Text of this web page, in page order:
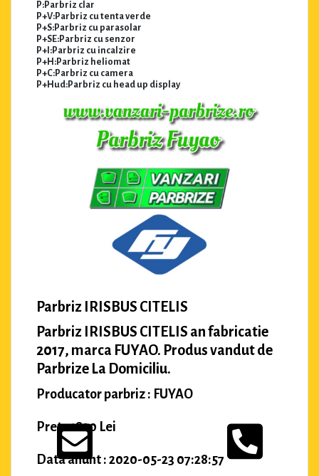
P:Parbriz clar
P+V:Parbriz cu tenta verde
P+S:Parbriz cu parasolar
P+SE:Parbriz cu senzor
P+I:Parbriz cu incalzire
P+H:Parbriz heliomat
P+C:Parbriz cu camera
P+Hud:Parbriz cu head up display
Parbriz IRISBUS CITELIS
Parbriz IRISBUS CITELIS an fabricatie
2017, marca FUYAO. Produs vandut de
Parbrize La Domiciliu.
Producator parbriz : FUYAO
Pret : 1820 Lei
Data anunt : 2020-05-23 07:28:57